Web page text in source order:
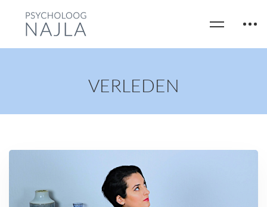
VERLEDEN